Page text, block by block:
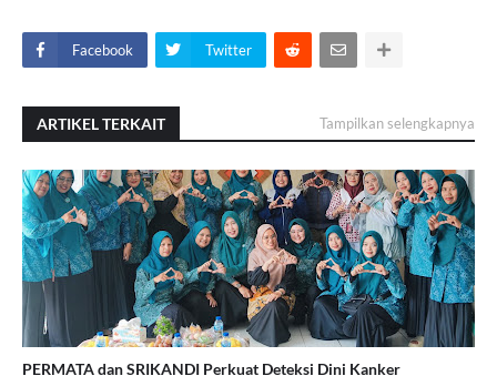
Facebook Twitter
ARTIKEL TERKAIT Tampilkan selengkapnya
PERMATA dan SRIKANDI Perkuat Deteksi Dini Kanker